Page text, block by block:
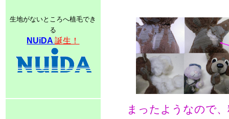
生地がないところへ植毛でき
る
NUiDA誕生！
まったようなので